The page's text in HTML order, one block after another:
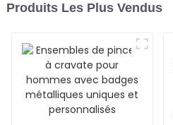
Produits Les Plus Vendus